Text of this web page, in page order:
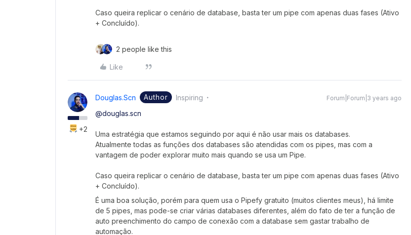
Caso queira replicar o cenário de database, basta ter um pipe com apenas duas fases (Ativo
+ Concluído).
2 people like this
Like
+2
Douglas.scn Author Inspiring Forum|Forum|3 years ago
@douglas.scn
Uma estratégia que estamos seguindo por aqui é não usar mais os databases.
Atualmente todas as funções dos databases são atendidas com os pipes, mas com a
vantagem de poder explorar muito mais quando se usa um Pipe.
Caso queira replicar o cenário de database, basta ter um pipe com apenas duas fases (Ativo
+ Concluído).
É uma boa solução, porém para quem usa o Pipefy gratuito (muitos clientes meus), há limite
de 5 pipes, mas pode-se criar várias databases diferentes, além do fato de ter a função de
auto preenchimento do campo de conexão com a database sem gastar trabalho de
automação.